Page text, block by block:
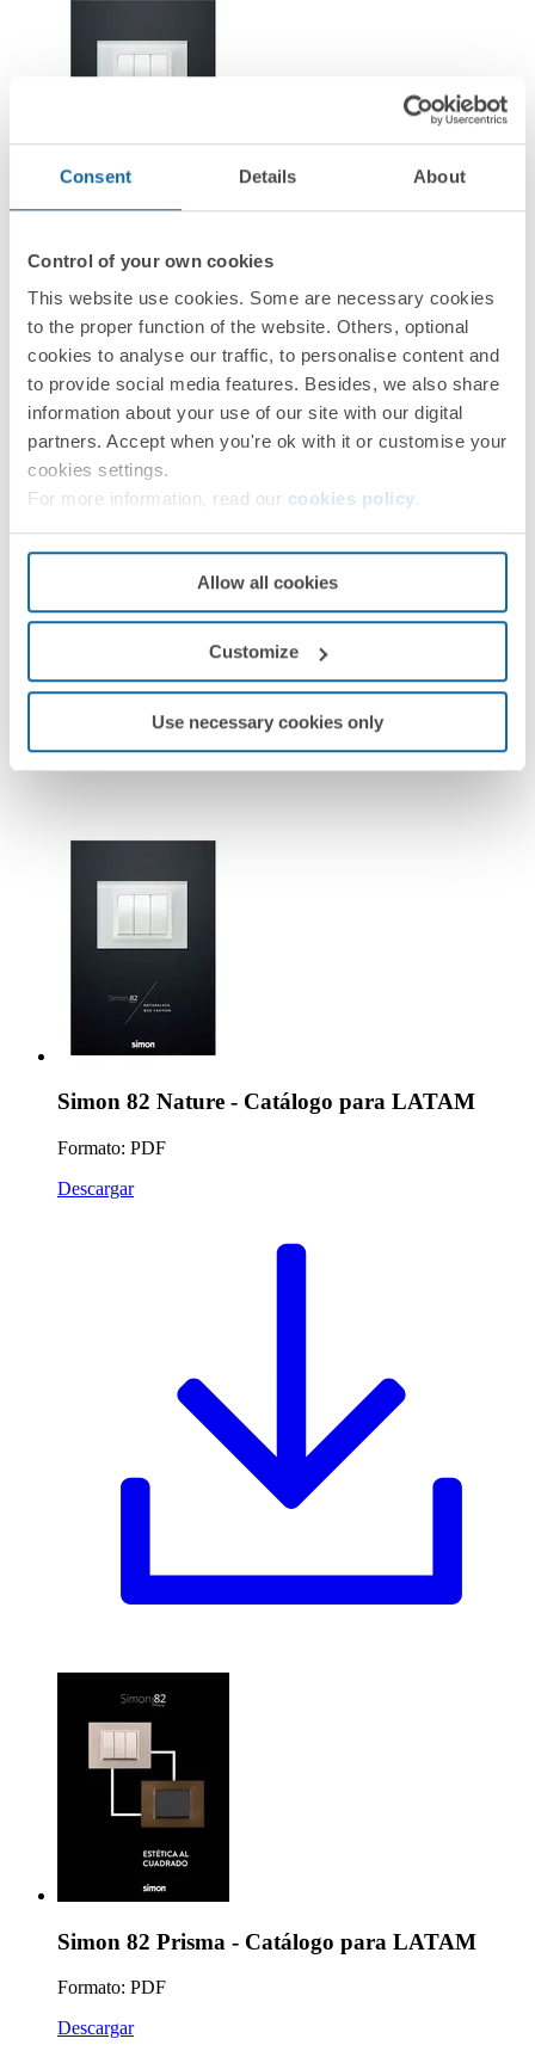
Consent Details About
Control of your own cookies
This website use cookies. Some are necessary cookies
to the proper function of the website. Others, optional
cookies to analyse our traffic, to personalise content and
to provide social media features. Besides, we also share
information about your use of our site with our digital
partners. Accept when you're ok with it or customise your
cookies settings.
For more information, read our cookies policy
Allow all cookies
Customize
Use necessary cookies only
Simon 82 Nature - Catálogo para México
Formato: PDF
Descargar
Simon 82 Nature - Catálogo para LATAM
Formato: PDF
Descargar
Simon 82 Prisma - Catálogo para LATAM
Formato: PDF
Descargar